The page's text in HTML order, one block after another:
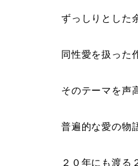
ずっしりとした
同性愛を扱った
そのテーマを声
普遍的な愛の物
２０年にも渡る